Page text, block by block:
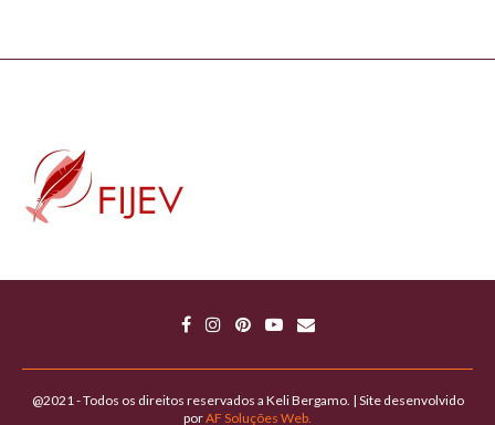
@2021 - Todos os direitos reservados a Keli Bergamo. | Site desenvolvido
porAF Soluções Web.